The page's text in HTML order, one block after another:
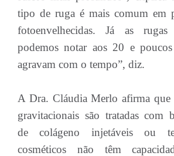
tipo de ruga é mais comum em
fotoenvelhecidas. Já as rugas
podemos notar aos 20 e
agravam com o tempo”, diz.
A Dra. Cláudia Merlo afirma que
gravitacionais são tratadas com
de colágeno injetáveis ou
cosméticos não têm